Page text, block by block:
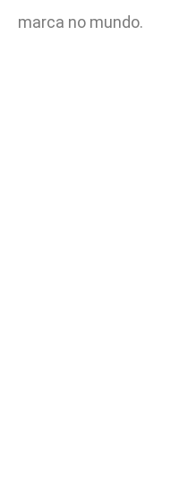
marca no mundo.